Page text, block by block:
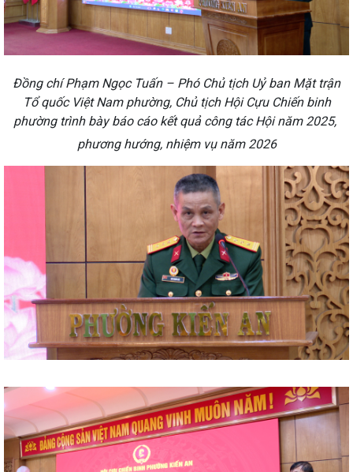
Đồng chí Phạm Ngọc Tuấn – Phó Chủ tịch Uỷ ban Mặt trận
Tổ quốc Việt Nam phường, Chủ tịch Hội Cựu Chiến binh
phường trình bày báo cáo kết quả công tác Hội năm 2025,
phương hướng, nhiệm vụ năm 2026